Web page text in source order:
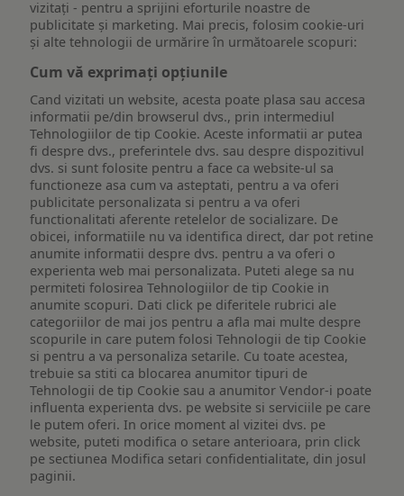
vizitați - pentru a sprijini eforturile noastre de
publicitate și marketing. Mai precis, folosim cookie-uri
și alte tehnologii de urmărire în următoarele scopuri:
Cum vă exprimați opțiunile
Cand vizitati un website, acesta poate plasa sau accesa
informatii pe/din browserul dvs., prin intermediul
Tehnologiilor de tip Cookie. Aceste informatii ar putea
fi despre dvs., preferintele dvs. sau despre dispozitivul
dvs. si sunt folosite pentru a face ca website-ul sa
functioneze asa cum va asteptati, pentru a va oferi
publicitate personalizata si pentru a va oferi
functionalitati aferente retelelor de socializare. De
obicei, informatiile nu va identifica direct, dar pot retine
anumite informatii despre dvs. pentru a va oferi o
experienta web mai personalizata. Puteti alege sa nu
permiteti folosirea Tehnologiilor de tip Cookie in
anumite scopuri. Dati click pe diferitele rubrici ale
categoriilor de mai jos pentru a afla mai multe despre
scopurile in care putem folosi Tehnologii de tip Cookie
si pentru a va personaliza setarile. Cu toate acestea,
trebuie sa stiti ca blocarea anumitor tipuri de
Tehnologii de tip Cookie sau a anumitor Vendor-i poate
influenta experienta dvs. pe website si serviciile pe care
le putem oferi. In orice moment al vizitei dvs. pe
website, puteti modifica o setare anterioara, prin click
pe sectiunea Modifica setari confidentialitate, din josul
paginii.